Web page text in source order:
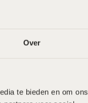
Over
te bieden en om ons